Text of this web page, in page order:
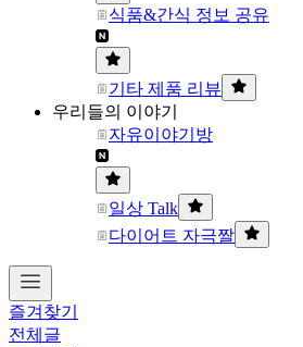
식품&간식 정보 공유
기타 제품 리뷰
우리들의 이야기
자유이야기방
일상 Talk
다이어트 자극짤
즐겨찾기
전체글